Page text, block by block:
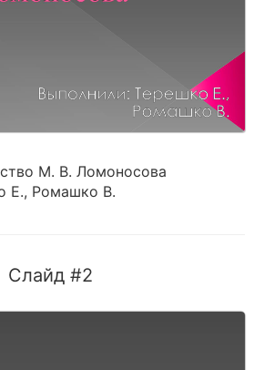
М. В. Ломоносова
Е., Ромашко В.
Слайд #2